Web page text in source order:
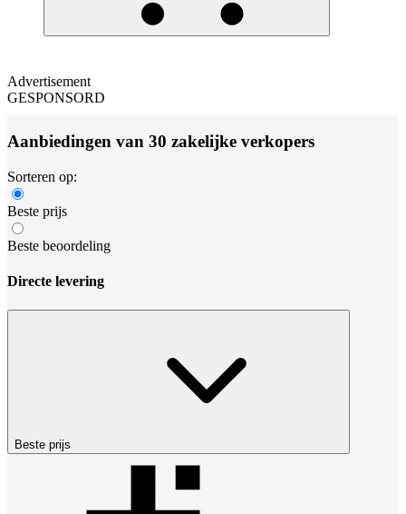
Advertisement
GESPONSORD
Aanbiedingen van 30 zakelijke verkopers
Sorteren op:
Beste prijs
Beste beoordeling
Directe levering
Beste prijs